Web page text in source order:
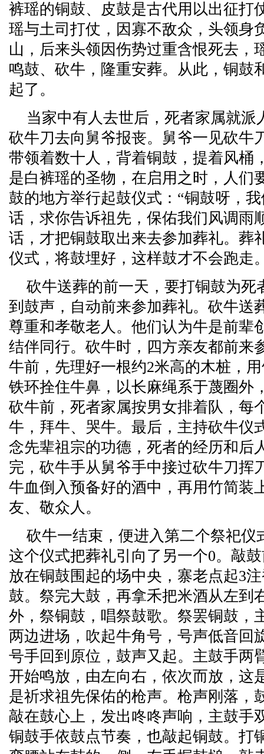
裤瑶的铜鼓、皮鼓是古代用以出征打
瑶与土司打仗，因寡不敌众，头领身
山，后来头领因伤势过重含恨死去，
鸣鼓、砍牛，隆重安葬。从此，铜鼓
起了。
当家中有人去世后，死者家属就派
砍牛刀去向舅爷报丧。舅爷一见砍牛
带领着数十人，背着铜鼓，提着风桶
是白裤瑶的圣物，在启用之时，人们
鼓的地方举行起鼓仪式：“铜鼓呀，
话，求你告诉祖先，保佑我们风调雨
话，才把铜鼓取出来去参加葬礼。葬
仪式，将鼓埋好，这样鼓才不会跑走
砍牛送葬的前一天，要打铜鼓为死
到鼓声，自动前来参加葬礼。砍牛送
尊重和孝敬老人。他们认为牛是前辈
结伴同行。砍牛时，四方亲友都前来
牛前，先理好一根约2米高的木桩，
铁环拴住牛鼻，以长麻绳系于蔑圈外
砍牛前，死者家属按男女排着队，每
牛，拜牛、哭牛。最后，主持砍牛仪
念先辈祖宗的功德，死者的经历和后
完，砍牛手从舅爷手中接过砍牛刀挥
牛血倒入预备好的酒中，再用竹简装
友、敬众人。
砍牛一结束，便进入第二个祭祀仪
这个仪式把葬礼引向了另一个0。敲
放在铜鼓围起的场中央，寨老点起3
鼓。祭完大鼓，再拿禾把米酒从左到
外，祭铜鼓，唱祭鼓歌。祭罢铜鼓，
两边进场，吹起牛角号，号声低音回
号手回到原位，鼓声又起。主鼓手两
开始鸣放，由左向右，依次而放，这
是祈求祖先保佑的枪声。枪声刚落，
敲在鼓心上，发出咚咚声响，主鼓手
铜鼓手依鼓点节奏，也敲起铜鼓。打